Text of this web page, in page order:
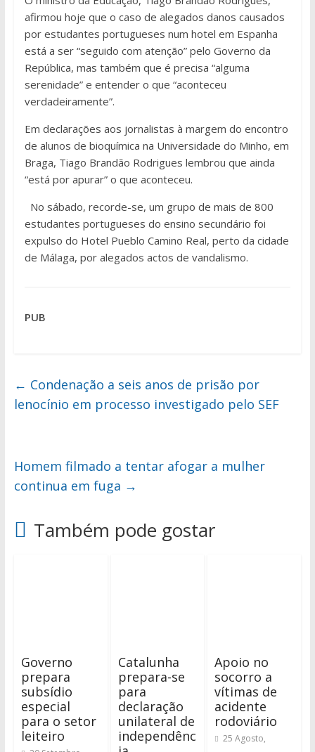
afirmou hoje que o caso de alegados danos causados
por estudantes portugueses num hotel em Espanha
está a ser “seguido com atenção” pelo Governo da
República, mas também que é precisa “alguma
serenidade” e entender o que “aconteceu
verdadeiramente”.
Em declarações aos jornalistas à margem do encontro
de alunos de bioquímica na Universidade do Minho, em
Braga, Tiago Brandão Rodrigues lembrou que ainda
“está por apurar” o que aconteceu.
No sábado, recorde-se, um grupo de mais de 800
estudantes portugueses do ensino secundário foi
expulso do Hotel Pueblo Camino Real, perto da cidade
de Málaga, por alegados actos de vandalismo.
PUB
← Condenação a seis anos de prisão por
lenocínio em processo investigado pelo SEF
Homem filmado a tentar afogar a mulher
continua em fuga →
Também pode gostar
Governo
prepara
subsídio
especial
para o setor
leiteiro
Catalunha
prepara-se
para
declaração
unilateral de
independênc
Apoio no
socorro a
vítimas de
acidente
rodoviário
25 Agosto,